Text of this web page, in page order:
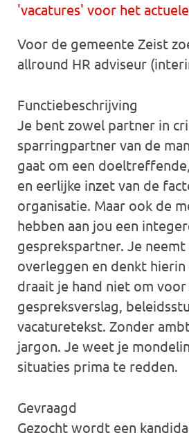
'vacatures' voor het
Voor de gemeente Zeist
allround HR adviseur
Functiebeschrijving
Je bent zowel partner in
sparringpartner van de
gaat om een
en eerlijke inzet van de
organisatie. Maar ook de
hebben aan jou een
gesprekspartner. Je neemt
overleggen en denkt
draait je hand niet om voor
gespreksverslag,
vacaturetekst. Zonder
jargon. Je weet je
situaties prima te redden.
Gevraagd
Gezocht wordt een